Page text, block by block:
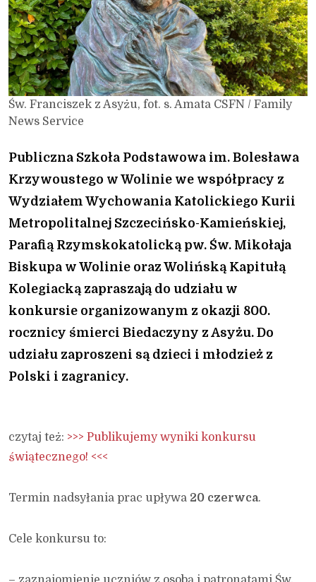
Św. Franciszek z Asyżu, fot. s. Amata CSFN / Family
News Service
Publiczna Szkoła Podstawowa im. Bolesława
Krzywoustego w Wolinie we współpracy z
Wydziałem Wychowania Katolickiego Kurii
Metropolitalnej Szczecińsko-Kamieńskiej,
Parafią Rzymskokatolicką pw. Św. Mikołaja
Biskupa w Wolinie oraz Wolińską Kapitułą
Kolegiacką zapraszają do udziału w
konkursie organizowanym z okazji 800.
rocznicy śmierci Biedaczyny z Asyżu. Do
udziału zaproszeni są dzieci i młodzież z
Polski i zagranicy.
czytaj też: >>> Publikujemy wyniki konkursu
świątecznego! <<<
Termin nadsyłania prac upływa 20 czerwca.
Cele konkursu to: